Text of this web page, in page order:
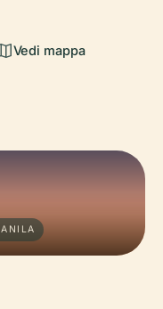
Vedi mappa